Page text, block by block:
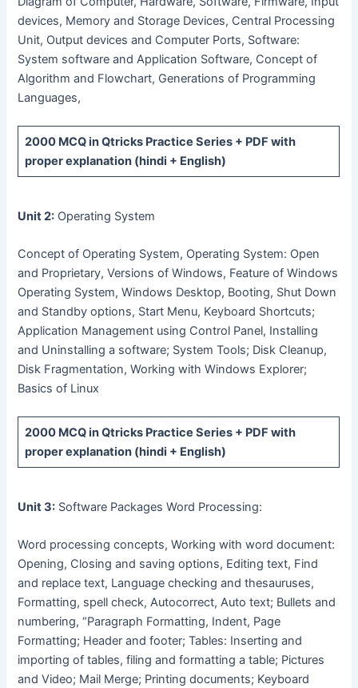
devices, Memory and Storage Devices, Central Processing
Unit, Output devices and Computer Ports, Software:
System software and Application Software, Concept of
Algorithm and Flowchart, Generations of Programming
Languages,
2000 MCQin Qtricks Practice Series + PDF with
proper explanation (hindi + English)
Unit 2: Operating System
Concept of Operating System, Operating System: Open
and Proprietary, Versions of Windows, Feature of Windows
Operating System, Windows Desktop, Booting, Shut Down
and Standby options, Start Menu, Keyboard Shortcuts;
Application Management using Control Panel, Installing
and Uninstalling a software; System Tools; Disk Cleanup,
Disk Fragmentation, Working with Windows Explorer;
Basics of Linux
2000 MCQin Qtricks Practice Series + PDF with
proper explanation (hindi + English)
Unit 3: Software Packages Word Processing:
Word processing concepts, Working with word document:
Opening, Closing and saving options, Editing text, Find
and replace text, Language checking and thesauruses,
Formatting, spell check, Autocorrect, Auto text; Bullets and
numbering, “Paragraph Formatting, Indent, Page
Formatting; Header and footer; Tables: Inserting and
importing of tables, filing and formatting a table; Pictures
and Video; Mail Merge; Printing documents; Keyboard